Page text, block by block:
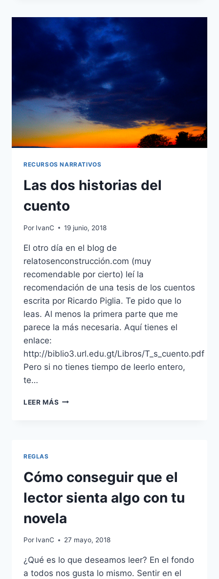
LA
ESCRITURA:
CÓMO
SEGUIR
ESCRIBIENDO
CUANDO
QUE
TODO
ES
MALO
RECURSOS NARRATIVOS
Las dos historias del
cuento
Por IvanC 19 junio, 2018
El otro día en el blog de
relatosenconstrucción.com (muy
recomendable por cierto) leí la
recomendación de una tesis de los cuentos
escrita por Ricardo Piglia. Te pido que lo
leas. Al menos la primera parte que me
parece la más necesaria. Aquí tienes el
enlace:
http://biblio3.url.edu.gt/Libros/T_s_cuento.pdf
Pero si no tienes tiempo de leerlo entero,
te…
LEER MÁS LAS
REGLAS
Cómo conseguir que el
lector sienta algo con tu
novela
Por IvanC 27 mayo, 2018
¿Qué es lo que deseamos leer? En el fondo
a todos nos gusta lo mismo. Sentir en el